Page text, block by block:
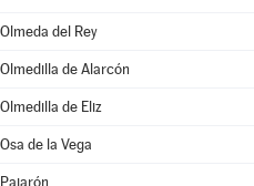
Olmeda del Rey
Olmedilla de Alarcón
Olmedilla de Eliz
Osa de la Vega
Pajarón